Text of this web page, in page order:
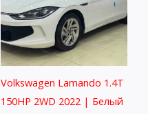
Volkswagen Lamando 1.4T
150HP 2WD 2022 | Белый